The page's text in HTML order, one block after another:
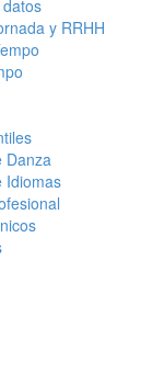
y RRHH
Danza
Idiomas